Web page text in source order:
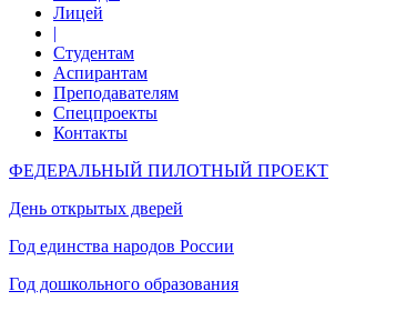
Лицей
|
Студентам
Аспирантам
Преподавателям
Спецпроекты
Контакты
ФЕДЕРАЛЬНЫЙ ПИЛОТНЫЙ ПРОЕКТ
День открытых дверей
Год единства народов России
Год дошкольного образования